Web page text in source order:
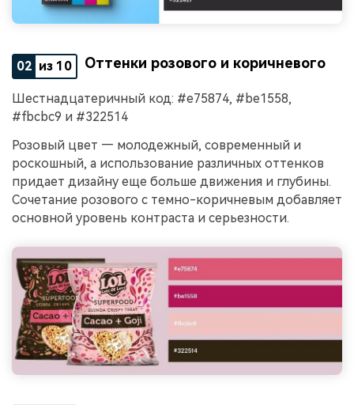
02 из 10 Оттенки розового и коричневого
Шестнадцатеричный код: #e75874, #be1558,
#fbcbc9 и #322514
Розовый цвет — молодежный, современный и
роскошный, а использование различных оттенков
придает дизайну еще больше движения и глубины.
Сочетание розового с темно-коричневым добавляет
основной уровень контраста и серьезности.